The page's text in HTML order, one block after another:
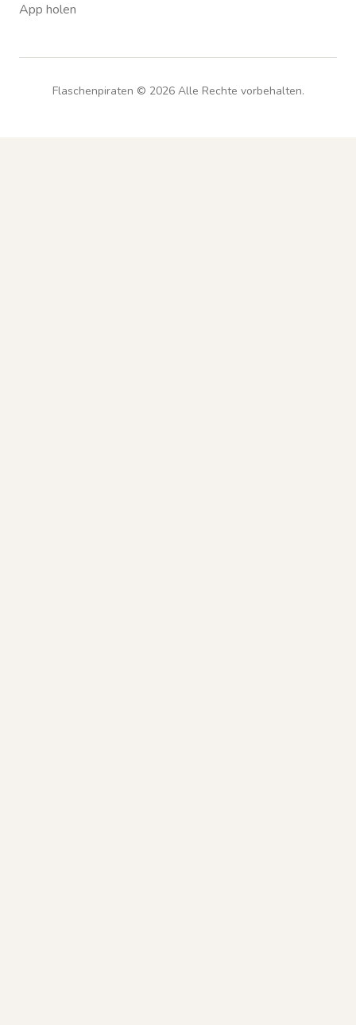
App holen
Flaschenpiraten © 2026Alle Rechte vorbehalten.